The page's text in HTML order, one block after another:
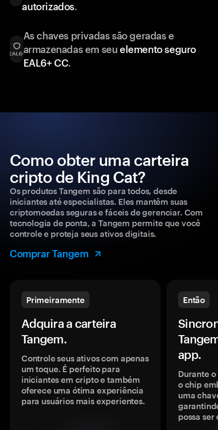
autorizados.
As chaves privadas são geradas e
armazenadas em seu elemento seguro
EAL6+ CC.
Como obter uma carteira
cripto de King Cat?
Os produtos Tangem são para todos, desde
iniciantes até especialistas. Eles mantêm suas
criptomoedas seguras e fáceis de gerenciar. Com
tecnologia de ponta, a Tangem permite que você
controle e proteja seus ativos digitais.
Comprar Tangem
Primeiramente
Adquira a carteira
Tangem.
Controle seus ativos com apenas
um toque. É perfeito para
iniciantes em cripto e também
oferece uma ótima experiência
para usuários mais experientes.
Então
app.
Durante
o chip
uma
possa